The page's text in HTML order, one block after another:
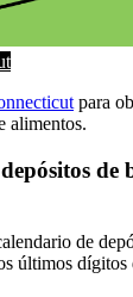
para
alimentos.
de
de
últimos dígitos